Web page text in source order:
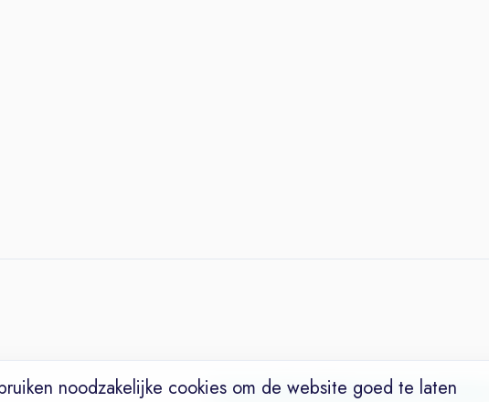
VacaturesNichesWerkgeversOver OnsMaak
noodzakelijke cookies om de website goed te laten